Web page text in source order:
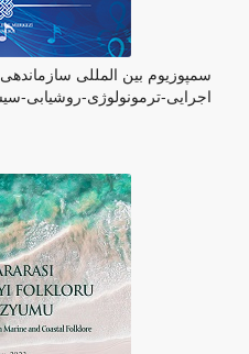
سمپوزیوم بین المللی
اجرایی-ترمونولوژی-